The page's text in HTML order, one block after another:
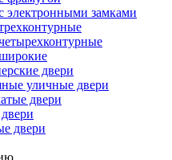
электронными замками
двери
уличные двери
двери
двери